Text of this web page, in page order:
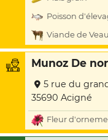
Poisson
Viande de Veau
Munoz De
5 rue du
35690 Acigné
Fleur